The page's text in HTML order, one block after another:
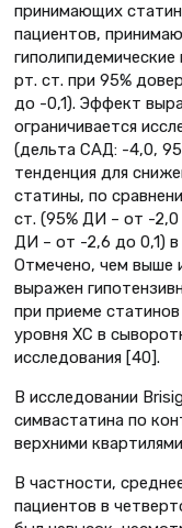
принимающих
пациентов,
рт. ст. при 95%
до -0,1). Эффект
ограничивается
(дельта САД: -4,0,
тенденция для
статины, по
ст. (95% ДИ – от -
ДИ – от -2,6 до 0,1)
Отмечено, чем выше
выражен
при приеме
уровня ХС в
исследования [40].
В исследовании
симвастатина по
верхними
В частности,
пациентов в